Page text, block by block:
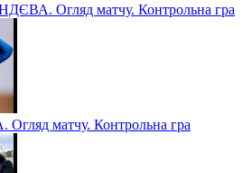
Огляд матчу. Контрольна гра
матчу. Контрольна гра